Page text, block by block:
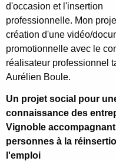
d'occasion et l'insertion
professionnelle. Mon
création d'une vidéo/
promotionnelle avec le
réalisateur professionnel
Aurélien Boule.
Un projet social pour
connaissance des
Vignoble
personnes à la
l'emploi